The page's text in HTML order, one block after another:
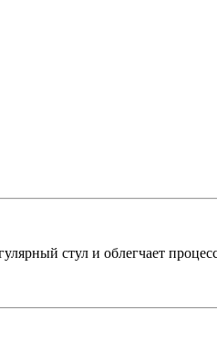
стул и облегчает